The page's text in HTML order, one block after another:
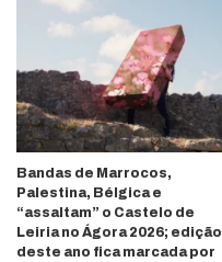
Bandas de Marrocos,
Palestina, Bélgica e
“assaltam” o Castelo de
Leiria no Ágora 2026; edição
deste ano fica marcada por